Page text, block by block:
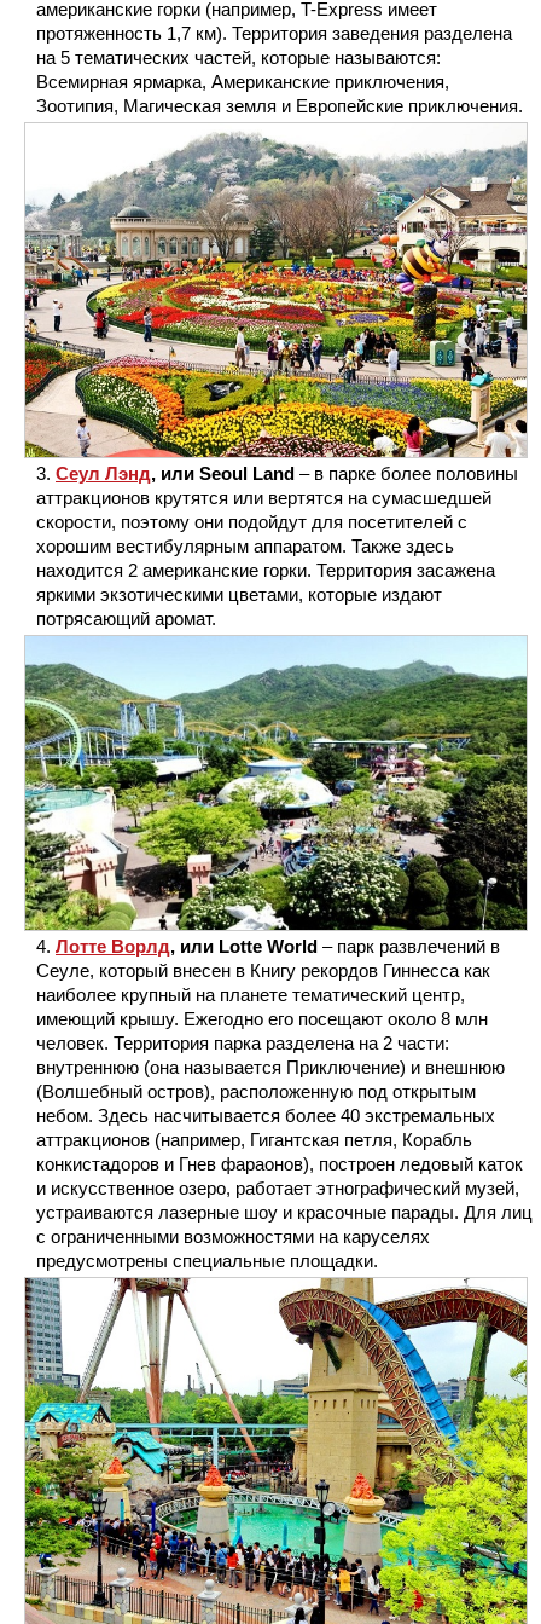
американские горки (например, T-Express имеет
протяженность 1,7 км). Территория заведения разделена
на 5 тематических частей, которые называются:
Всемирная ярмарка, Американские приключения,
Зоотипия, Магическая земля и Европейские приключения.
Сеул Лэнд, или Seoul Land – в парке более половины
аттракционов крутятся или вертятся на сумасшедшей
скорости, поэтому они подойдут для посетителей с
хорошим вестибулярным аппаратом. Также здесь
находится 2 американские горки. Территория засажена
яркими экзотическими цветами, которые издают
потрясающий аромат.
Лотте Ворлд, или Lotte World – парк развлечений в
Сеуле, который внесен в Книгу рекордов Гиннесса как
наиболее крупный на планете тематический центр,
имеющий крышу. Ежегодно его посещают около 8 млн
человек. Территория парка разделена на 2 части:
внутреннюю (она называется Приключение) и внешнюю
(Волшебный остров), расположенную под открытым
небом. Здесь насчитывается более 40 экстремальных
аттракционов (например, Гигантская петля, Корабль
конкистадоров и Гнев фараонов), построен ледовый каток
и искусственное озеро, работает этнографический музей,
устраиваются лазерные шоу и красочные парады. Для лиц
с ограниченными возможностями на каруселях
предусмотрены специальные площадки.